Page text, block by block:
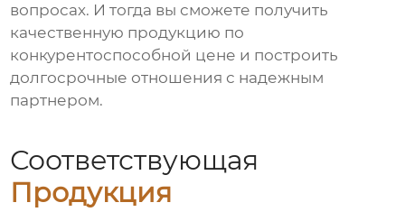
вопросах. И тогда вы сможете получить
качественную продукцию по
конкурентоспособной цене и построить
долгосрочные отношения с надежным
партнером.
Соответствующая
Продукция